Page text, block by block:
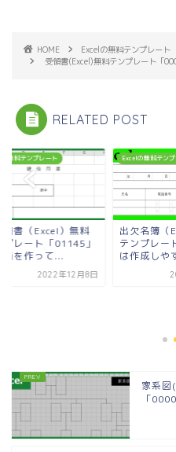
HOME
Excelの無料テンプレート
受領書(Excel)無料テンプレート「
RELATED POST
無料テンプレート
用書（Excel）無料
プレート「01145」
面を作って...
2022年12月8日
Excelの無料テン
出欠名簿（
テンプレー
は作成しや
家系図
「